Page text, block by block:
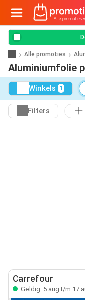
Alle promoties
Aluminiumfolie
Winkels 1
Filters
Carrefour
Geldig: 5 aug t/m 17